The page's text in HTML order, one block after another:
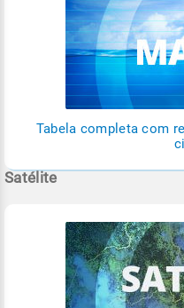
Tabela completa com
Satélite